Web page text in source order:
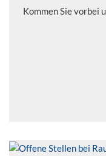
Kommen Sie vorbei